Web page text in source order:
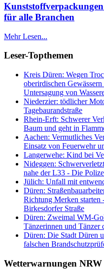
für alle Branchen
Mehr Lesen...
Leser-Topthemen
Kreis Düren: Wegen
oberirdischen
Untersagung von
Niederzier: tödlicher
Tagebaurandstraße
Rhein-Erft: Schwerer
Baum und geht in
Aachen: Vermutliches
Einsatz von Feuerwehr
Langerwehe: Kind bei
Nideggen:
nahe der L33 - Die
Jülich: Unfall mit
Düren:
Richtung Merken starten
Birkesdorfer Straße
Düren: Zweimal WM-
Tänzerinnen und Tänzer
Düren: Die Stadt Düren
falschen
Wetterwarnungen NRW